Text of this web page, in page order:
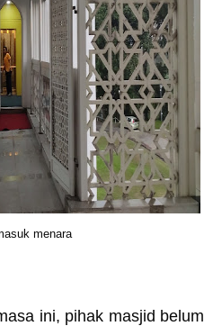
menara
ini, pihak masjid belum